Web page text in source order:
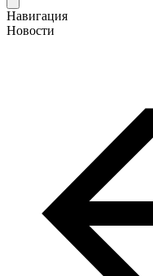
Навигация
Новости